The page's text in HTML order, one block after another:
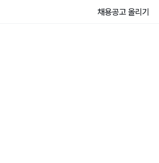
채용공고 올리기